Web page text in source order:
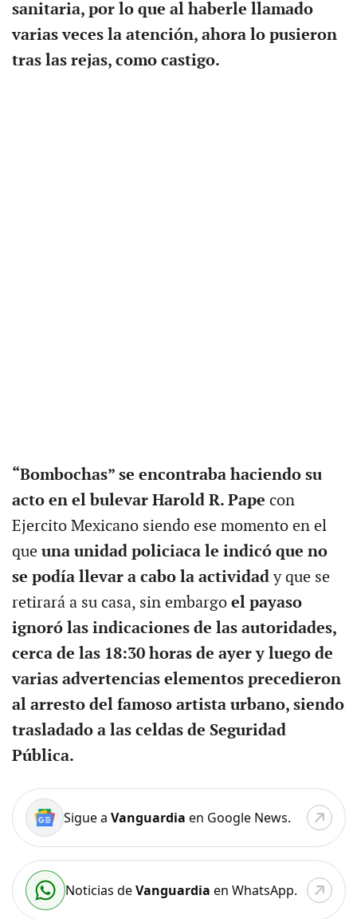
sanitaria, por lo que al haberle llamado
varias veces la atención, ahora lo pusieron
tras las rejas, como castigo.
“Bombochas” se encontraba haciendo su
acto en el bulevar Harold R. Pape con
Ejercito Mexicano siendo ese momento en el
queuna unidad policiaca le indicó que no
se podía llevar a cabo la actividady que se
retirará a su casa, sin embargo el payaso
ignoró las indicaciones de las autoridades,
cerca de las 18:30 horas de ayer y luego de
varias advertencias elementos precedieron
al arresto del famoso artista urbano, siendo
trasladado a las celdas de Seguridad
Pública.
Sigue a Vanguardia en Google News.
Noticias deVanguardia en WhatsApp.